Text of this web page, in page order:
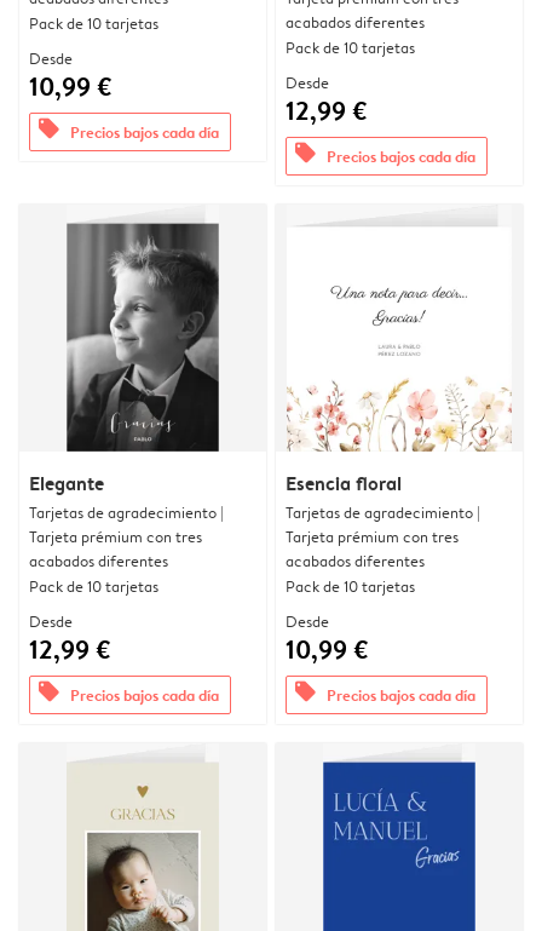
Pack de 10 tarjetas
Desde
10,99 €
offers Precios bajos cada día
acabados diferentes
Pack de 10 tarjetas
Desde
12,99 €
offers Precios bajos cada día
Elegante
Tarjetas de agradecimiento |
Tarjeta prémium con tres
acabados diferentes
Pack de 10 tarjetas
Desde
12,99 €
offers Precios bajos cada día
Esencia floral
Tarjetas de agradecimiento |
Tarjeta prémium con tres
acabados diferentes
Pack de 10 tarjetas
Desde
10,99 €
offers Precios bajos cada día